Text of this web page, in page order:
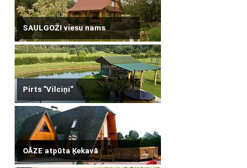
SAULGOŽI viesu nams
Pirts "Vilciņi"
OĀZE atpūta Ķekavā